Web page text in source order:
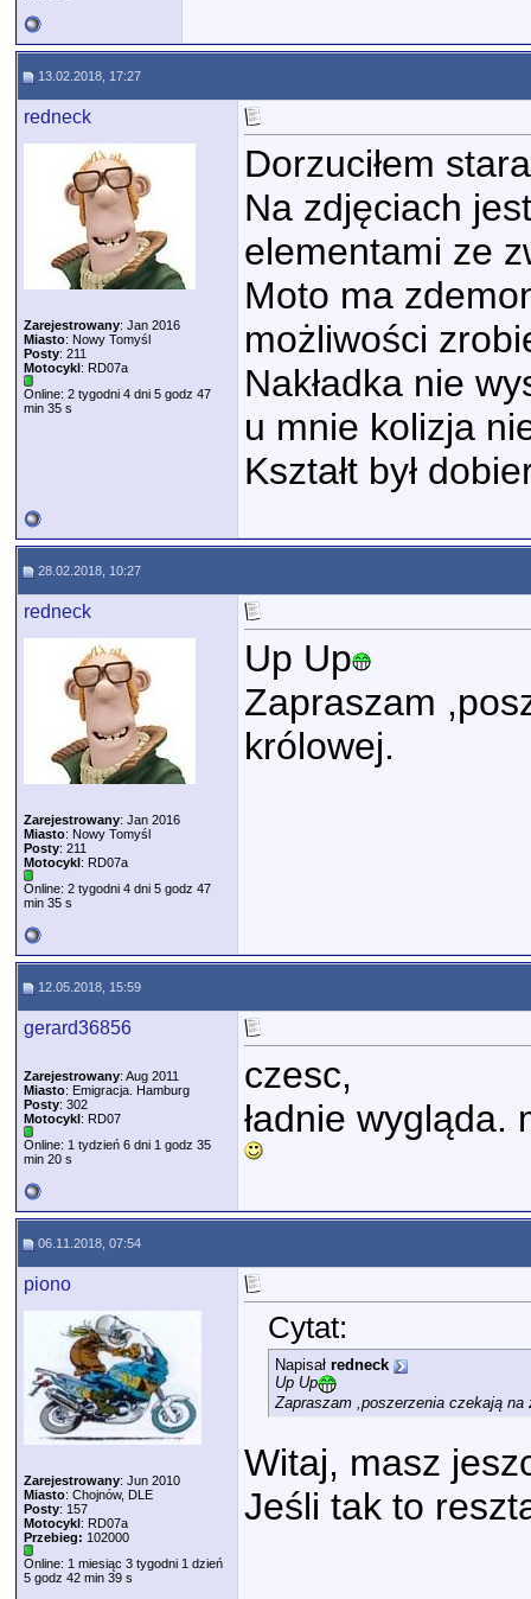
13.02.2018, 17:27
redneck
Zarejestrowany: Jan 2016
Miasto: Nowy Tomyśl
Posty: 211
Motocykl: RD07a
Online: 2 tygodni 4 dni 5 godz 47
min 35 s
Dorzuciłem
Na zdjęciach
elementami ze
Moto ma
możliwości
Nakładka nie
u mnie kolizja
Kształt był
28.02.2018, 10:27
redneck
Zarejestrowany: Jan 2016
Miasto: Nowy Tomyśl
Posty: 211
Motocykl: RD07a
Online: 2 tygodni 4 dni 5 godz 47
min 35 s
Up Up
Zapraszam
królowej.
12.05.2018, 15:59
gerard36856
Zarejestrowany: Aug 2011
Miasto: Emigracja. Hamburg
Posty: 302
Motocykl: RD07
Online: 1 tydzień 6 dni 1 godz 35
min 20 s
czesc,
ładnie wygląda.
06.11.2018, 07:54
piono
Zarejestrowany: Jun 2010
Miasto: Chojnów, DLE
Posty: 157
Motocykl: RD07a
Przebieg: 102000
Online: 1 miesiąc 3 tygodni 1 dzień
5 godz 42 min 39 s
Cytat:
Napisał redneck
Up Up
Zapraszam ,poszerzenia czekają na
Witaj, masz
Jeśli tak to